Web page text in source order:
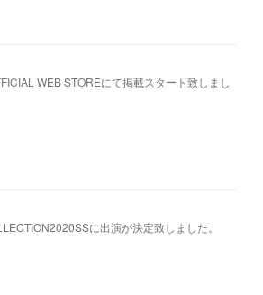
WEB STOREにて掲載スタート致しまし
に出演が決定致しました。